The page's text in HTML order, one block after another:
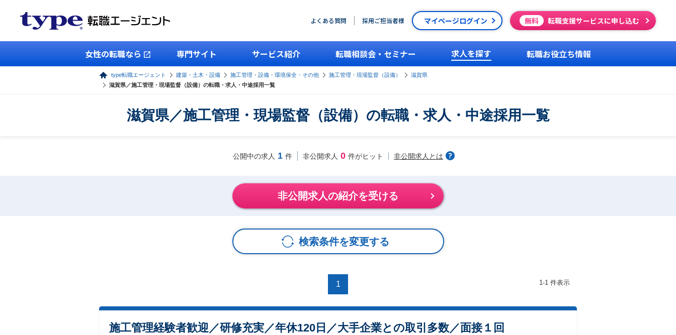
よくある質問 採用ご担当者様 マイページログイン 無料 転職支援サービスに申し込む
女性の転職なら 専門サイト サービス紹介 転職相談会・セミナー 求人を探す 転職お役立ち情報
type転職エージェント 建築・土木・設備 施工管理・設備・環境保全・その他 施工管理・現場監督（設備）
滋賀県
滋賀県／施工管理・現場監督（設備）の転職・求人・中途採用一覧
滋賀県／施工管理・現場監督（設備）の転職・求人・中途採用一覧
公開中の求人 1 件 非公開求人 0 件がヒット 非公開求人とは
非公開求人の紹介を受ける
検索条件を変更する
1 1-1 件表示
施工管理経験者歓迎／研修充実／年休120日／大手企業との取引多数／面接１回